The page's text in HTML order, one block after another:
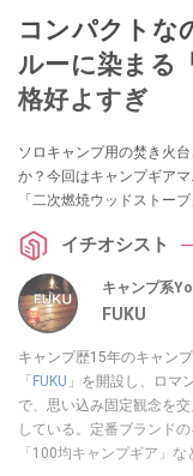
コンパクトな
ルーに染まる
格好よすぎ
ソロキャンプ用の焚き火
か？今回はキャンプギア
「二次燃焼ウッドストー
イチオシスト
キャンプ系
FUKU
キャンプ歴15年のキャン
「FUKU 」を開設し、ロマ
で、思い込み固定観念を
している。定番ブランド
「100均キャンプギア」